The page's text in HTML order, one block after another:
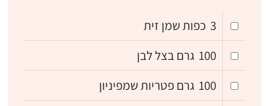
3 כפות שמן זית
100 גרם בצל לבן
100 גרם פטריות שמפיניון